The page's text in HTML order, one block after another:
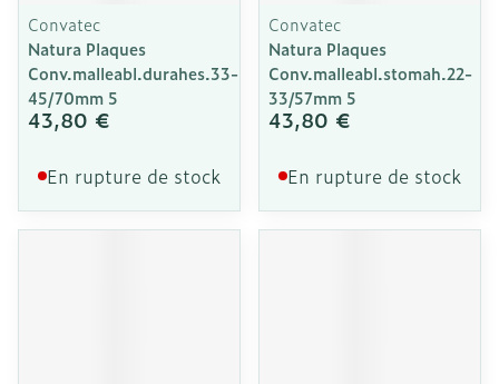
Convatec
Natura Plaques
Conv.malleabl.durahes.33-
45/70mm 5
43,80 €
En rupture de stock
Convatec
Natura Plaques
Conv.malleabl.stomah.22-
33/57mm 5
43,80 €
En rupture de stock